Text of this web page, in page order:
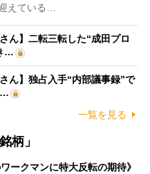
えている…
ん】二転三転した“成田プロ
…
ん】独占入手“内部議事録”で
…
一覧を見る
柄」
ークマンに特大反転の期待》